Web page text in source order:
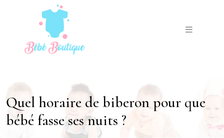
Quel horaire de biberon pour que
bébé fasse ses nuits ?